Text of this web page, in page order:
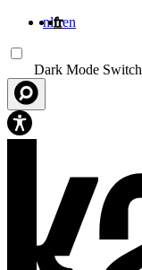
nlfren
Dark Mode Switch